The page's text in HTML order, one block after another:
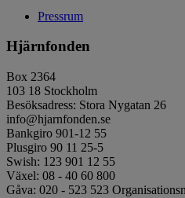
Pressrum
Hjärnfonden
Box 2364
103 18 Stockholm
Besöksadress: Stora Nygatan 26
info@hjarnfonden.se
Bankgiro 901-12 55
Plusgiro 90 11 25-5
Swish: 123 901 12 55
Växel: 08 - 40 60 800
Gåva: 020 - 523 523